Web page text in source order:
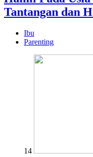
Tantangan dan
Ibu
Parenting
14